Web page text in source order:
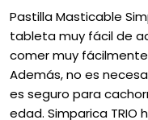
Pastilla Masticable
tableta muy fácil de
comer muy
Además, no es
es seguro para
edad. Simparica